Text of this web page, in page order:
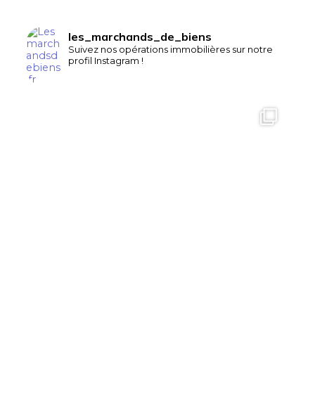
les_marchands_de_biens
Suivez nos opérations immobilières sur notre
profil Instagram !